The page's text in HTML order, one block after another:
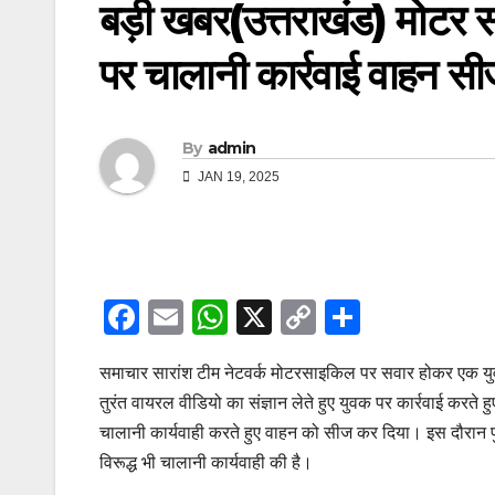
बड़ी खबर(उत्तराखंड) मोटर
पर चालानी कार्रवाई वाहन
By admin
JAN 19, 2025
F
c
e
b
E
ail
W
h
at
s
A
X
C
p
y
ar
e
समाचार सारांश टीम नेटवर्क मोटरसाइकिल पर सवार होकर एक
तुरंत वायरल वीडियो का संज्ञान लेते हुए युवक पर कार्रवाई करते
चालानी कार्यवाही करते हुए वाहन को सीज कर दिया। इस
विरूद्ध भी चालानी कार्यवाही की है।